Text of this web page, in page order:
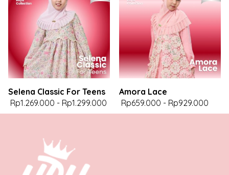
Selena Classic For Teens
Rp1.269.000 - Rp1.299.000
Amora Lace
Rp659.000 - Rp929.000